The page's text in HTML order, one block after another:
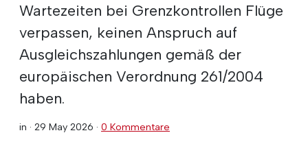
Wartezeiten bei Grenzkontrollen Flüge
verpassen, keinen Anspruch auf
Ausgleichszahlungen gemäß der
europäischen Verordnung 261/2004
haben.
in · 29 May 2026 · 0 Kommentare